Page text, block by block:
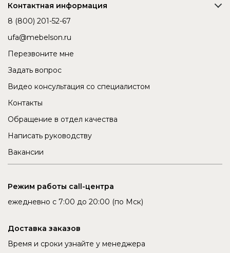
Контактная информация
8 (800) 201-52-67
ufa@mebelson.ru
Перезвоните мне
Задать вопрос
Видео консультация со специалистом
Контакты
Обращение в отдел качества
Написать руководству
Вакансии
Режим работы call-центра
ежедневно с 7:00 до 20:00 (по Мск)
Доставка заказов
Время и сроки узнайте у менеджера